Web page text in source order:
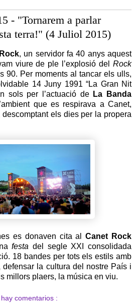
- "Tornarem a parlar
terra!" (4 Juliol 2015)
, un servidor fa 40 anys aquest
viure de ple l’explosió del Rock
90. Per moments al tancar els ulls,
14 Juny 1991 “La Gran Nit
sols per l’actuació de La Banda
que es respirava a Canet,
els dies per la propera
es donaven cita alCanet Rock
festa del segle XXI consolidada
18 bandes per tots els estils amb
defensar la cultura del nostre País i
millors plaers, la música en viu.
hay comentarios :